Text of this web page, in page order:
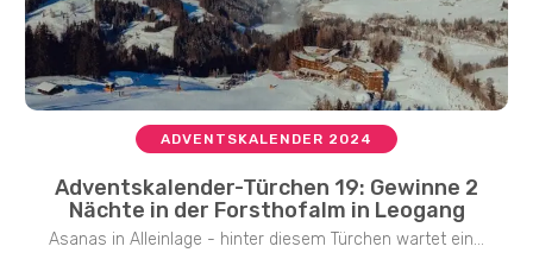
ADVENTSKALENDER 2024
Adventskalender-Türchen 19: Gewinne 2
Nächte in der Forsthofalm in Leogang
Asanas in Alleinlage - hinter diesem Türchen wartet ein...